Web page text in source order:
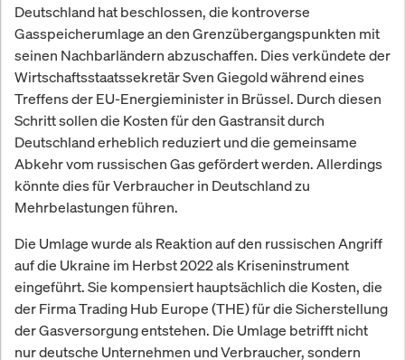
Deutschland hat beschlossen, die kontroverse
Gasspeicherumlage an den Grenzübergangspunkten mit
seinen Nachbarländern abzuschaffen. Dies verkündete der
Wirtschaftsstaatssekretär Sven Giegold während eines
Treffens der EU-Energieminister in Brüssel. Durch diesen
Schritt sollen die Kosten für den Gastransit durch
Deutschland erheblich reduziert und die gemeinsame
Abkehr vom russischen Gas gefördert werden. Allerdings
könnte dies für Verbraucher in Deutschland zu
Mehrbelastungen führen.
Die Umlage wurde als Reaktion auf den russischen Angriff
auf die Ukraine im Herbst 2022 als Kriseninstrument
eingeführt. Sie kompensiert hauptsächlich die Kosten, die
der Firma Trading Hub Europe (THE) für die Sicherstellung
der Gasversorgung entstehen. Die Umlage betrifft nicht
nur deutsche Unternehmen und Verbraucher, sondern